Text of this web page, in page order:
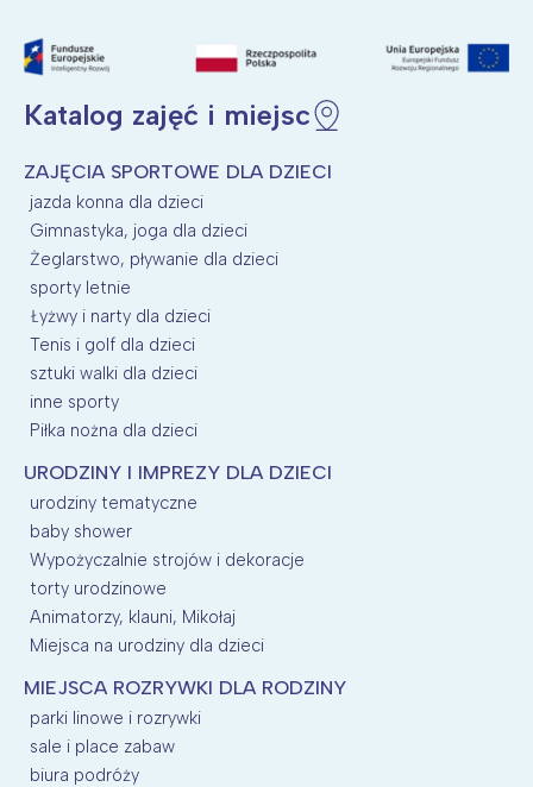
Katalog zajęć i miejsc
ZAJĘCIA SPORTOWE DLA DZIECI
jazda konna dla dzieci
Gimnastyka, joga dla dzieci
Żeglarstwo, pływanie dla dzieci
sporty letnie
Łyżwy i narty dla dzieci
Tenis i golf dla dzieci
sztuki walki dla dzieci
inne sporty
Piłka nożna dla dzieci
URODZINY I IMPREZY DLA DZIECI
urodziny tematyczne
baby shower
Wypożyczalnie strojów i dekoracje
torty urodzinowe
Animatorzy, klauni, Mikołaj
Miejsca na urodziny dla dzieci
MIEJSCA ROZRYWKI DLA RODZINY
parki linowe i rozrywki
sale i place zabaw
biura podróży